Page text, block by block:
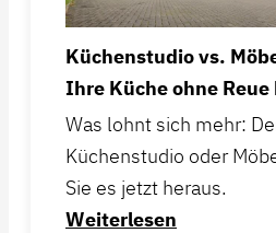
Küchenstudio vs.
Ihre Küche ohne Reue
Was lohnt sich mehr:
Küchenstudio oder
Sie es jetzt heraus.
Weiterlesen